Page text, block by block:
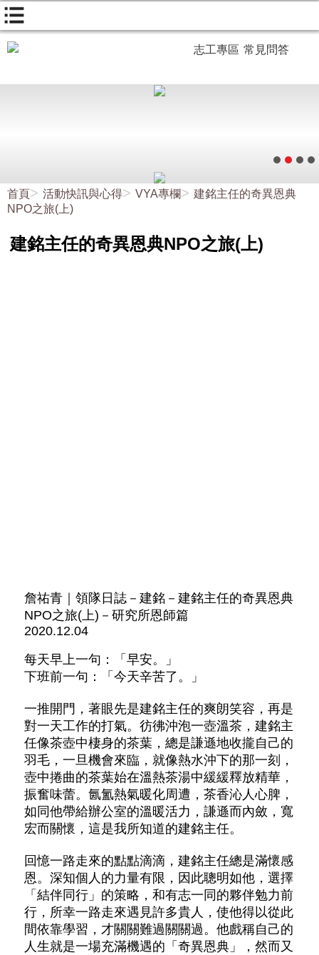
志工專區 常見問答
首頁 活動快訊與心得 VYA專欄
建銘主任的奇異恩典
NPO之旅(上)
建銘主任的奇異恩典NPO之旅(上)
詹祐青｜領隊日誌－建銘－建銘主任的奇異恩典
NPO之旅(上)－研究所恩師篇
2020.12.04
每天早上一句：「早安。」
下班前一句：「今天辛苦了。」
一推開門，著眼先是建銘主任的爽朗笑容，再是
對一天工作的打氣。 彷彿沖泡一壺溫茶，建銘主
任像茶壺中棲身的茶葉，總是謙遜地收攏自己的
羽毛，一旦機會來臨，就像熱水沖下的那一刻，
壺中捲曲的茶葉始在溫熱茶湯中緩緩釋放精華，
振奮味蕾。 氤氳熱氣暖化周遭，茶香沁人心脾，
如同他帶給辦公室的溫暖活力，謙遜而內斂，寬
宏而關懷，這是我所知道的建銘主任。
回憶一路走來的點點滴滴，建銘主任總是滿懷感
恩。 深知個人的力量有限，因此聰明如他，選擇
「結伴同行」的策略，和有志一同的夥伴勉力前
行，所幸一路走來遇見許多貴人，使他得以從此
間依靠學習，才關關難過關關過。 他戲稱自己的
人生就是一場充滿機遇的「奇異恩典」，然而又